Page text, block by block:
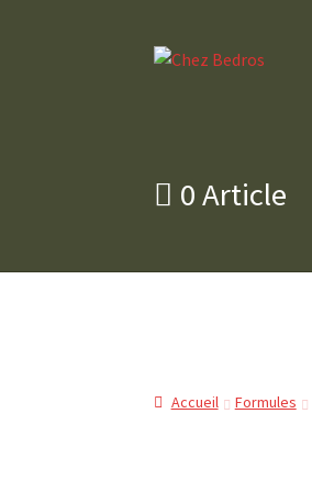
Aller
Aller
0 Article
Accueil Formules